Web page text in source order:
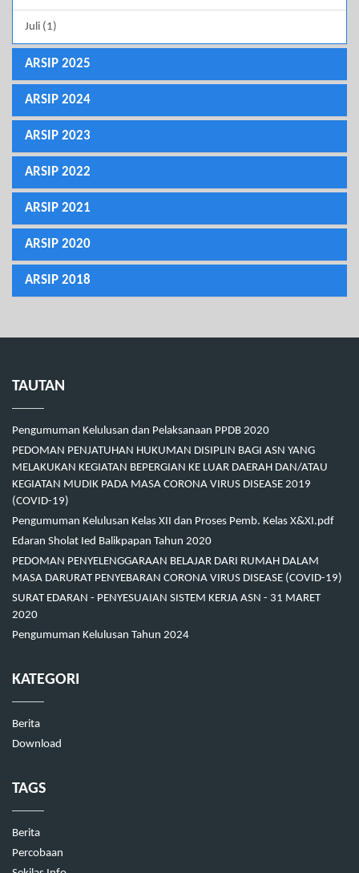
Juli (1)
ARSIP 2025
ARSIP 2024
ARSIP 2023
ARSIP 2022
ARSIP 2021
ARSIP 2020
ARSIP 2018
TAUTAN
Pengumuman Kelulusan dan Pelaksanaan PPDB 2020
PEDOMAN PENJATUHAN HUKUMAN DISIPLIN BAGI ASN YANG
MELAKUKAN KEGIATAN BEPERGIAN KE LUAR DAERAH DAN/ATAU
KEGIATAN MUDIK PADA MASA CORONA VIRUS DISEASE 2019
(COVID-19)
Pengumuman Kelulusan Kelas XII dan Proses Pemb. Kelas X&XI.pdf
Edaran Sholat Ied Balikpapan Tahun 2020
PEDOMAN PENYELENGGARAAN BELAJAR DARI RUMAH DALAM
MASA DARURAT PENYEBARAN CORONA VIRUS DISEASE (COVID-19)
SURAT EDARAN - PENYESUAIAN SISTEM KERJA ASN - 31 MARET
2020
Pengumuman Kelulusan Tahun 2024
KATEGORI
Berita
Download
TAGS
Berita
Percobaan